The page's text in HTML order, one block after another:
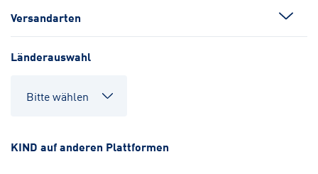
Versandarten
Länderauswahl
KIND auf anderen Plattformen